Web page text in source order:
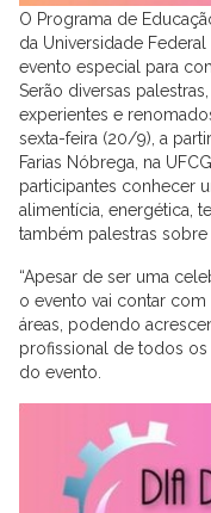
O Programa de
da Universidade
evento especial para
Serão diversas
experientes e
sexta-feira (20/9), a
Farias Nóbrega, na
participantes conhecer
alimentícia, energética,
também palestras
“Apesar de ser uma
o evento vai contar
áreas, podendo
profissional de todos os
do evento.